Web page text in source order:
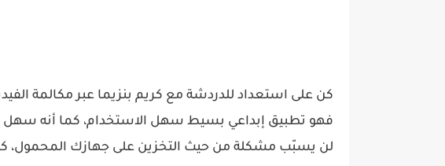
كن على استعداد للدردشة مع كريم بنزيما عبر مكالمة
فهو تطبيق إبداعي بسيط سهل الاستخدام، كما أنه سهل
لن يسبّب مشكلة من حيث التخزين على جهازك المحمول،